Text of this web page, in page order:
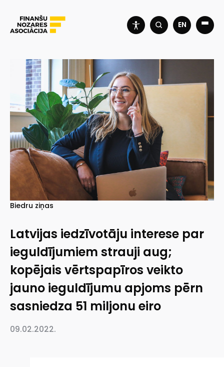
EN
Biedru ziņas
Latvijas iedzīvotāju interese par
ieguldījumiem strauji aug;
kopējais vērtspapīros veikto
jauno ieguldījumu apjoms pērn
sasniedza 51 miljonu eiro
09.02.2022.